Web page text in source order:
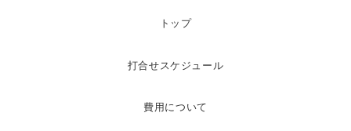
トップ
打合せスケジュール
費用について